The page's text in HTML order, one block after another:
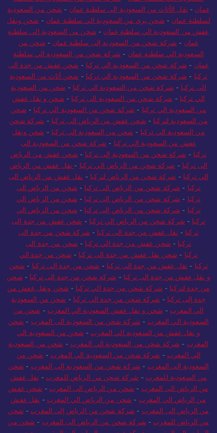
عمان - نقل الأثاث من السعودية إلى سلطنة عمان - شحن من السعودية
لسلطنة عمان - شحن بري من السعودية الي سلطنة عمان - شحن ونقل
عفش من السعودية الي سلطنة عمان - شحن من السعودية الى سلطنة
عمان - شركة شحن من السعودية إلى سلطنة عمان - شحن من
السعودية الي سلطنة عمان - شركة شحن من السعودية الي سلطنة
عمان - شركة شحن من السعودية الي تركيا - شحن عفش من جدة الى
تركيا - شركة شحن من السعودية الي تركيا - شحن أثاث من السعودية
الى تركيا - شركة شحن من السعودية الي تركيا - شحن من السعودية
الي تركيا - شركة شحن من السعودية الى تركيا - شحن و نقل عفش
من السعودية الي تركيا - شركة شحن من السعودية الي تركيا - شحن
من السعودية لتركيا - شحن عفش من الرياض الى تركيا - شركة شحن
من السعودية الي تركيا - شحن من السعودية الى تركيا - شحن ونقل
عفش من السعودية الي تركيا - شركة شحن من السعودية الى
تركيا - شركة شحن من السعودية إلى تركيا - شحن عفش من الرياض
الى تركيا - شركة شحن من الرياض الي تركيا - نقل عفش من الرياض
الي تركيا - شركة شحن من الرياض لتركيا - نقل عفش من الرياض الى
تركيا - شركة شحن من الرياض الى تركيا - شحن من الرياض الى
تركيا - شركة شحن من الرياض الى تركيا - شحن من الرياض الي
تركيا - شركة شحن من الرياض إلى تركيا - شحن من الرياض الي
تركيا - شركة شحن من الرياض الي تركيا - شحن عفش من جدة الى
تركيا - نقل عفش من جدة الى تركيا - شركة شحن من جدة الى
تركيا - شحن عفش من جدة الي تركيا - شحن من جدة الى
تركيا - شحن نقل عفش من جدة الى تركيا - شحن من جدة الي
تركيا - نقل عفش من جدة الى تركيا - شحن من جدة إلى تركيا - شحن
و نقل عفش من جدة الى تركيا - شركة شحن من جدة الى تركيا - شحن
من جدة لتركيا - شركة شحن من جدة الي تركيا - شحن ونقل عفش من
جدة إلى تركيا - شركة شحن من جدة الي تركيا - شحن من السعودية
الي المغرب - شحن و نقل عفش السعودية الي المغرب - شحن من
السعودية الي المغرب - شركة شحن من السعودية الى المغرب - شحن
و نقل عفش من السعودية الي المغرب - شحن من السعودية الي
المغرب - شركة شحن من السعودية الي المغرب - شحن من السعودية
الي المغرب - شركة شحن من السعودية الي المغرب - شحن من
السعودية إلى المغرب - شركة شحن من السعودية إلى المغرب - شحن
من السعودية للمغرب - شركة شحن من الرياض للمغرب - نقل عفش
من الرياض الى المغرب - شحن من الرياض الى المغرب - شحن عفش
من الرياض الي المغرب - شحن من الرياض الي المغرب - نقل عفش
من الرياض الى المغرب - شركة شحن من الرياض إلى المغرب - شحن
من الرياض للمغرب - شركة شحن من الرياض الى المغرب - شحن من